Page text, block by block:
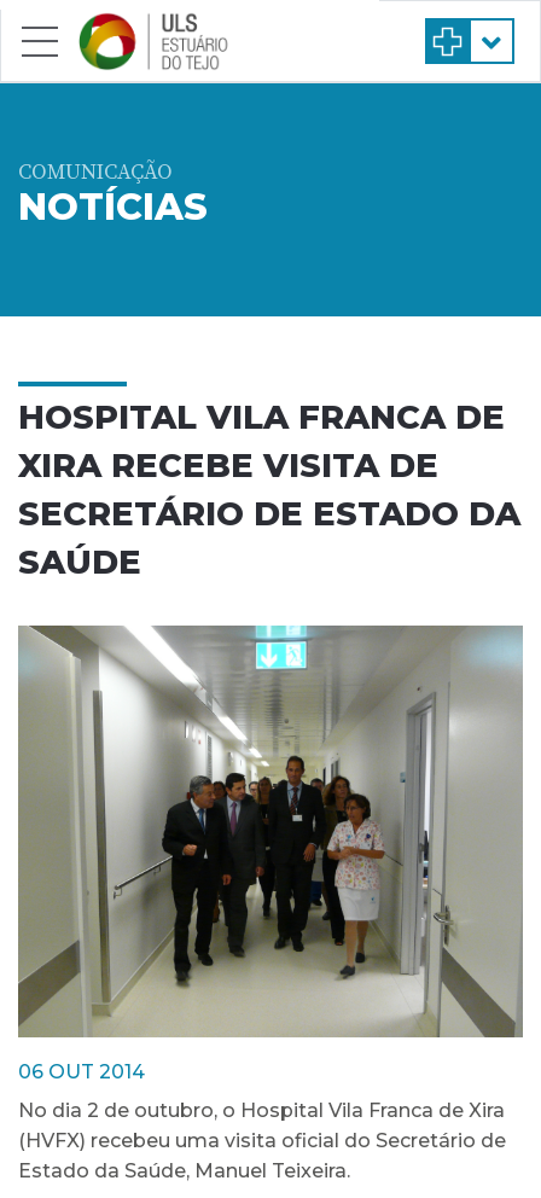
Saltar para conteúdo principal
COMUNICAÇÃO
NOTÍCIAS
HOSPITAL VILA FRANCA DE
XIRA RECEBE VISITA DE
SECRETÁRIO DE ESTADO DA
SAÚDE
06 OUT 2014
No dia 2 de outubro, o Hospital Vila Franca de Xira
(HVFX) recebeu uma visita oficial do Secretário de
Estado da Saúde, Manuel Teixeira.